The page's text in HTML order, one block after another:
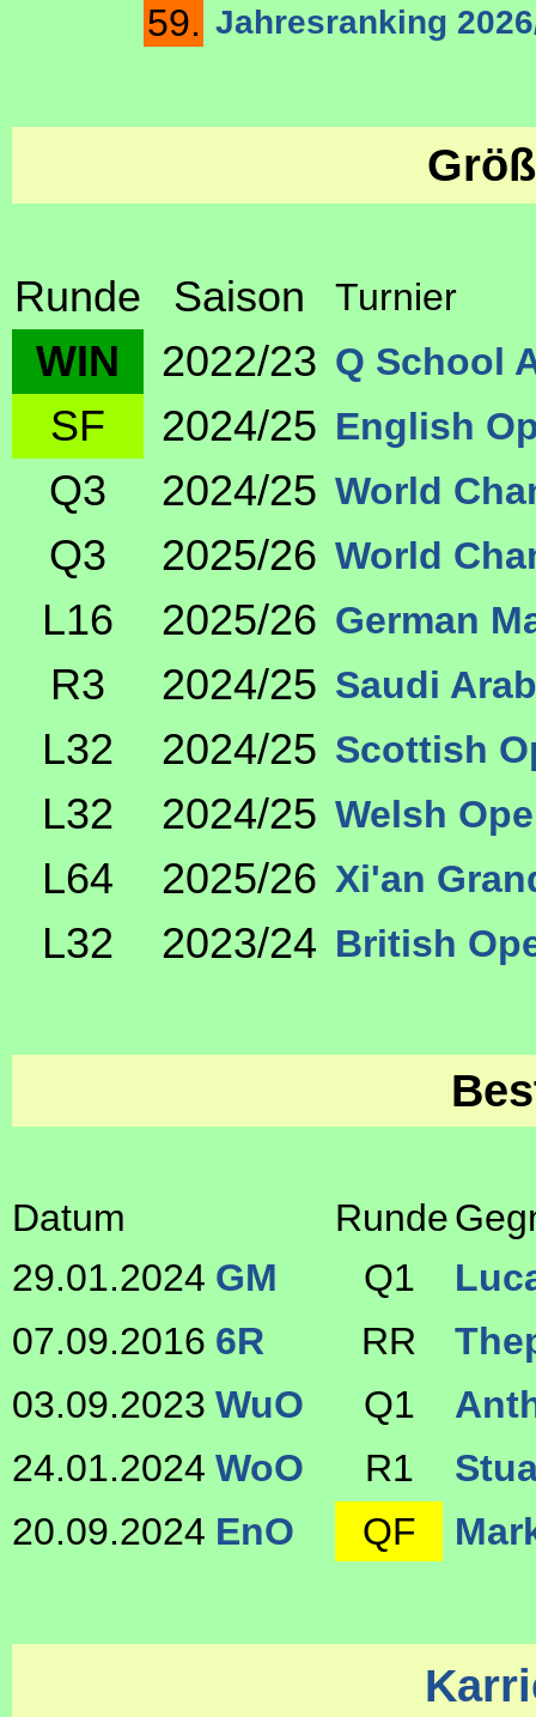
59. Jahresranking
Runde Saison Turnier
WIN 2022/23 Q School
SF 2024/25 English
Q3 2024/25 World
Q3 2025/26 World
L16 2025/26 German
R3 2024/25 Saudi
L32 2024/25 Scottish
L32 2024/25 Welsh
L64 2025/26 Xi'an
L32 2023/24 British
Datum Runde
29.01.2024 GM Q1
07.09.2016 6R RR
03.09.2023 WuO Q1
24.01.2024 WoO R1
20.09.2024 EnO QF